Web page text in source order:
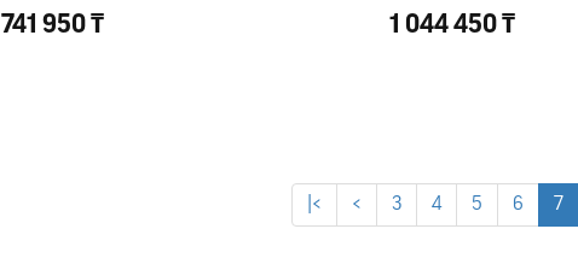
741 950 ₸ 1 044 450 ₸
|< < 3 4 5 6 7